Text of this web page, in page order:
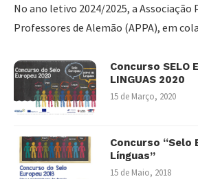
No ano letivo 2024/2025, a Associação
Professores de Alemão (APPA), em
Concurso SELO
LINGUAS 2020
15 de Março, 2020
Concurso “Selo
Línguas”
15 de Maio, 2018